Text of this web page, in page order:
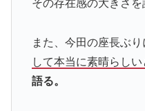
その存在感の大きさを
また、今田の座長ぶり
して本当に素晴らし
語る。